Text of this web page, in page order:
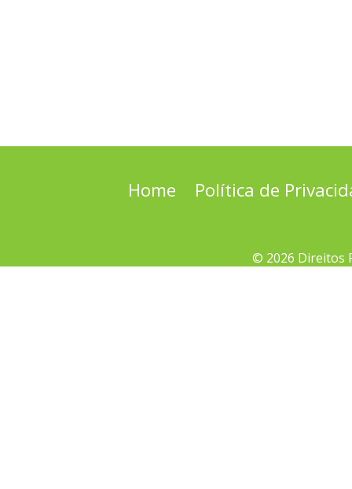
Home Política de
© 2026 Direitos